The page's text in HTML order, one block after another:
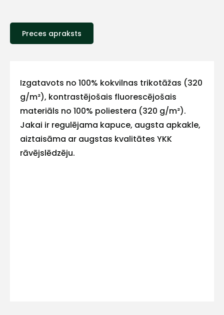
Preces apraksts
Izgatavots no 100% kokvilnas trikotāžas (320
g/m²), kontrastējošais fluorescējošais
materiāls no 100% poliestera (320 g/m²).
Jakai ir regulējama kapuce, augsta apkakle,
aiztaisāma ar augstas kvalitātes YKK
rāvējslēdzēju.
ar
mums!
Atbildēsim
pēc
+